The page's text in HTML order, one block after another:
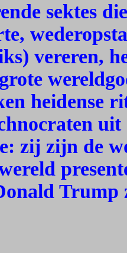
sektes
vereren,
heidense
zij zijn de